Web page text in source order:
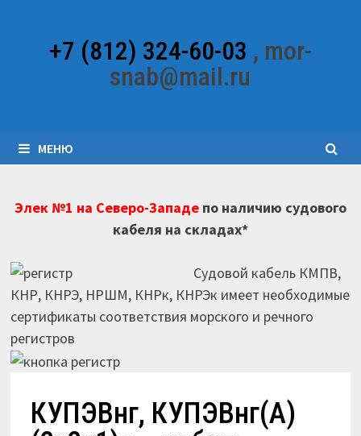
содержимому+7 (812) 324-60-03 , mor-
snab@mail.ru
МЕНЮ
Элек №1 на Северо-Западепо наличию судового
кабеля на складах*
Судовой кабель КМПВ,
КНР, КНРЭ, НРШМ, КНРк, КНРЭк имеет необходимые
сертификаты соответствия морского и речного
регистров
КУПЭВнг, КУПЭВнг(А)